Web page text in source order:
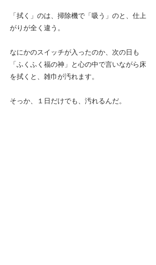
「拭く」のは、掃除機で「吸う」のと、仕上
がりが全く違う。
なにかのスイッチが入ったのか、次の日も
「ふくふく福の神」と心の中で言いながら床
を拭くと、雑巾が汚れます。
そっか、１日だけでも、汚れるんだ。